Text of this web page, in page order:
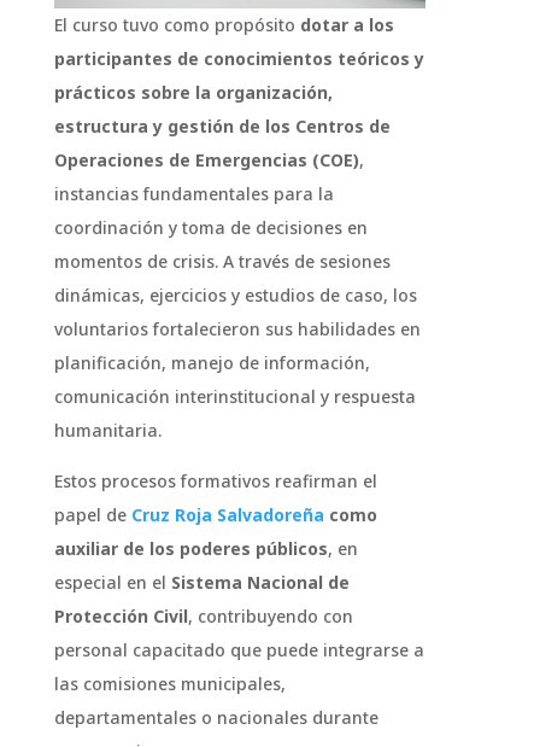
El curso tuvo como propósito dotar a los
participantes de conocimientos teóricos y
prácticos sobre la organización,
estructura y gestión de los Centros de
Operaciones de Emergencias (COE),
instancias fundamentales para la
coordinación y toma de decisiones en
momentos de crisis. A través de sesiones
dinámicas, ejercicios y estudios de caso, los
voluntarios fortalecieron sus habilidades en
planificación, manejo de información,
comunicación interinstitucional y respuesta
humanitaria.
Estos procesos formativos reafirman el
papel de Cruz Roja Salvadoreña como
auxiliar de los poderes públicos, en
especial en el Sistema Nacional de
Protección Civil, contribuyendo con
personal capacitado que puede integrarse a
las comisiones municipales,
departamentales o nacionales durante